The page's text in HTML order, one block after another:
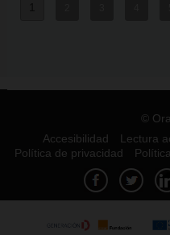
©
Accesibilidad
Lectura
Política de privacidad